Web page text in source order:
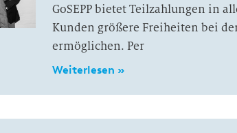
GoSEPP bietet Teilzahlungen in
Kunden größere Freiheiten bei
ermöglichen. Per
Weiterlesen »